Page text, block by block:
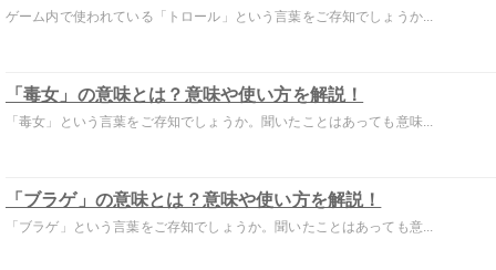
ゲーム内で使われている「トロール」という言葉をご存知でしょうか...
「毒女」の意味とは？意味や使い方を解説！
「毒女」という言葉をご存知でしょうか。聞いたことはあっても意味...
「ブラゲ」の意味とは？意味や使い方を解説！
「ブラゲ」という言葉をご存知でしょうか。聞いたことはあっても意...